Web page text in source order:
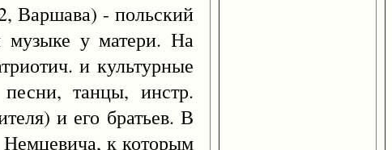
Варшава) - польский
музыке у матери. На
и культурные
танцы, инстр.
и его братьев. В
к которым